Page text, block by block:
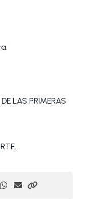
LAS PRIMERAS